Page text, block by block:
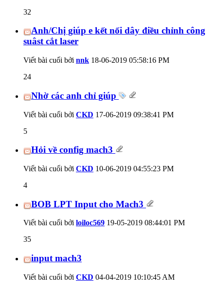
32
Anh/Chị giúp e kết nối dây điều chỉnh công
suâst cắt laser
Viết bài cuối bởi nnk 18-06-2019 05:58:16 PM
24
Nhờ các anh chỉ giúp
Viết bài cuối bởi CKD 17-06-2019 09:38:41 PM
5
Hỏi về config mach3
Viết bài cuối bởi CKD 10-06-2019 04:55:23 PM
4
BOB LPT Input cho Mach3
Viết bài cuối bởi loiloc569 19-05-2019 08:44:01 PM
35
input mach3
Viết bài cuối bởi CKD 04-04-2019 10:10:45 AM